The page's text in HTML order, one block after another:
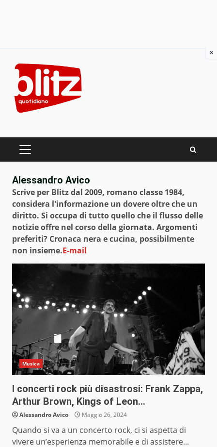
content
PRIMARY
Alessandro Avico
Scrive per Blitz dal 2009, romano classe 1984,
considera l'informazione un dovere oltre che un
diritto. Si occupa di tutto quello che il flusso delle
notizie offre nel corso della giornata. Argomenti
preferiti? Cronaca nera e cucina, possibilmente
non insieme.E-mail
Musica
I concerti rock più disastrosi: Frank Zappa,
Arthur Brown, Kings of Leon…
Alessandro Avico Maggio 26, 2024
Quando si va a un concerto rock, ci si aspetta di
vivere un’esperienza memorabile e di assistere...
×